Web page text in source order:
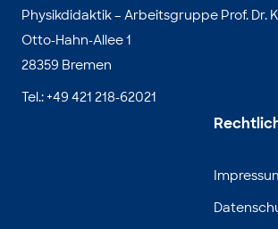
Physikdidaktik – Arbeitsgruppe Prof. Dr.
Otto-Hahn-Allee 1
28359 Bremen
Tel.: +49 421 218-62021